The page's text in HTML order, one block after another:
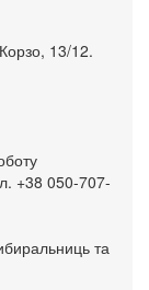
13/12.
+38 050-707-
та